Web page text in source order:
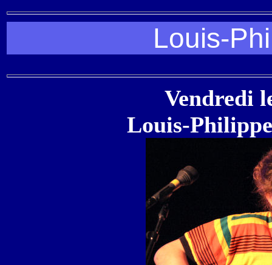
Louis-
Vendredi
Louis-